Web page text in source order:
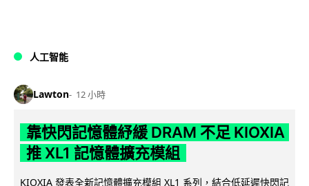
人工智能
Lawton 12 小時
靠快閃記憶體紓緩 DRAM 不足 KIOXIA
推 XL1 記憶體擴充模組
KIOXIA 發表全新記憶體擴充模組 XL1 系列，結合低延遲快閃記